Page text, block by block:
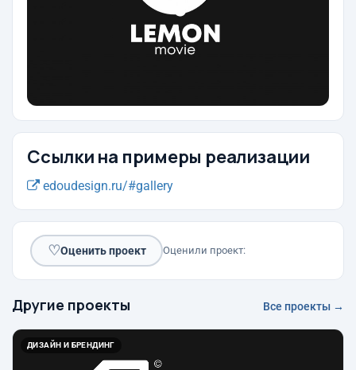
Ссылки на примеры реализации
edoudesign.ru/#gallery
♡Оценить проект Оценили проект:
Другие проекты Все проекты →
ДИЗАЙН И БРЕНДИНГ